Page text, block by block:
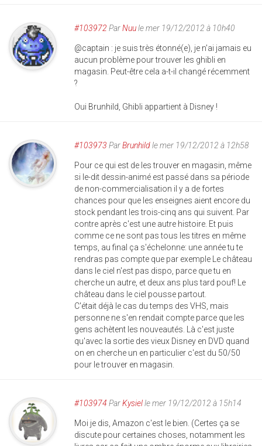
#103972 ParNuule mer 19/12/2012 à 10h40
@captain : je suis très étonné(e), je n'ai jamais eu
aucun problème pour trouver les ghibli en
magasin. Peut-être cela a-t-il changé récemment
?
Oui Brunhild, Ghibli appartient à Disney !
#103973 ParBrunhildle mer 19/12/2012 à 12h58
Pour ce qui est de les trouver en magasin, même
si le-dit dessin-animé est passé dans sa période
de non-commercialisation il y a de fortes
chances pour que les enseignes aient encore du
stock pendant les trois-cinq ans qui suivent. Par
contre après c'est une autre histoire. Et puis
comme ce ne sont pas tous les titres en même
temps, au final ça s'échelonne: une année tu te
rendras pas compte que par exemple Le château
dans le ciel n'est pas dispo, parce que tu en
cherche un autre, et deux ans plus tard pouf! Le
château dans le ciel pousse partout.
C'était déjà le cas du temps des VHS, mais
personne ne s'en rendait compte parce que les
gens achètent les nouveautés. Là c'est juste
qu'avec la sortie des vieux Disney en DVD quand
on en cherche un en particulier c'est du 50/50
pour le trouver en magasin.
#103974 ParKysielle mer 19/12/2012 à 15h14
Moi je dis, Amazon c'est le bien. (Certes ça se
discute pour certaines choses, notamment les